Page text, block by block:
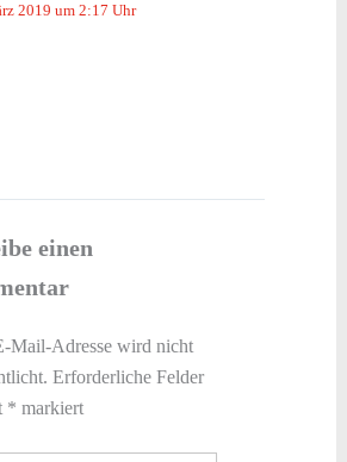
2019 um 2:17 Uhr
einen
Mail-Adresse wird nicht
Erforderliche Felder
* markiert